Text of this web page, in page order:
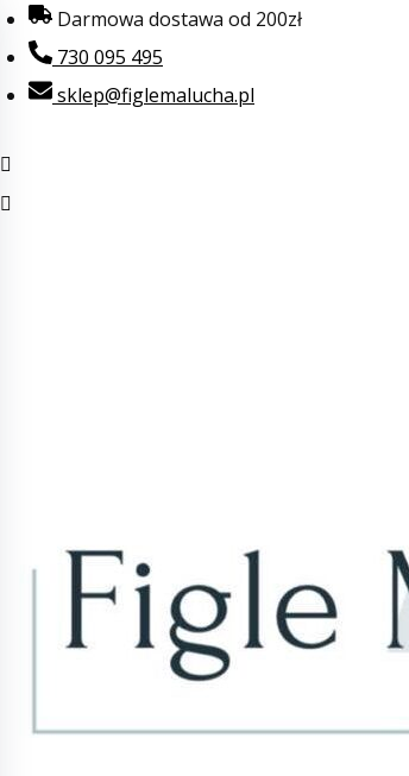
Przejdź
do
treści
Darmowa dostawa od 200zł
730 095 495
sklep@figlemalucha.pl